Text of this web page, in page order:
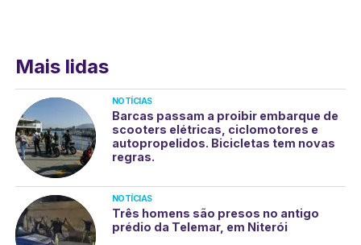
Mais lidas
NOTÍCIAS
Barcas passam a proibir embarque de
scooters elétricas, ciclomotores e
autopropelidos. Bicicletas tem novas
regras.
NOTÍCIAS
Três homens são presos no antigo
prédio da Telemar, em Niterói